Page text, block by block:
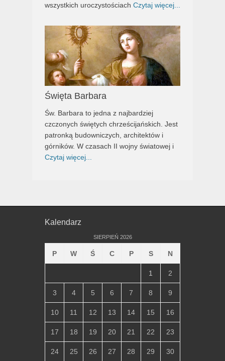
wszystkich uroczystościach Czytaj więcej...
Święta Barbara
Św. Barbara to jedna z najbardziej
czczonych świętych chrześcijańskich. Jest
patronką budowniczych, architektów i
górników. W czasach II wojny światowej i
Czytaj więcej...
Kalendarz
SIERPIEŃ 2026
P W Ś C P S N
1 2
3 4 5 6 7 8 9
10 11 12 13 14 15 16
17 18 19 20 21 22 23
24 25 26 27 28 29 30